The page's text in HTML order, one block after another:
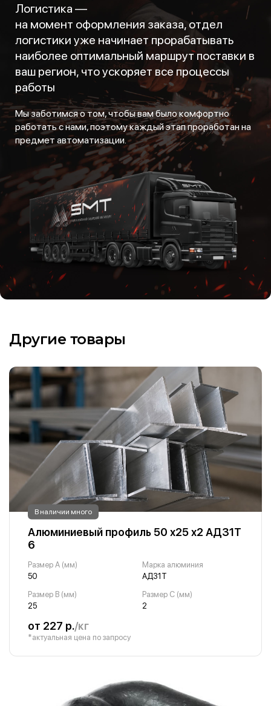
Логистика —
на момент оформления заказа, отдел
логистики уже начинает прорабатывать
наиболее оптимальный маршрут поставки в
ваш регион, что ускоряет все процессы
работы
Мы заботимся о том, чтобы вам было комфортно
работать с нами, поэтому каждый этап проработан на
предмет автоматизации.
Другие товары
В наличии много
Алюминиевый профиль 50 х25 х2 АД31Т
6
Размер A (мм)
50
Марка алюминия
АД31Т
Размер B (мм)
25
Размер С (мм)
2
от 227 р./кг
*актуальная цена по запросу